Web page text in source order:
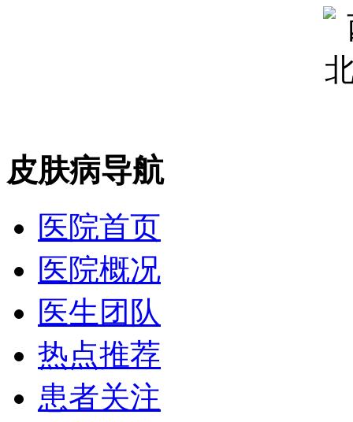
皮肤病导航
医院首页
医院概况
医生团队
热点推荐
患者关注